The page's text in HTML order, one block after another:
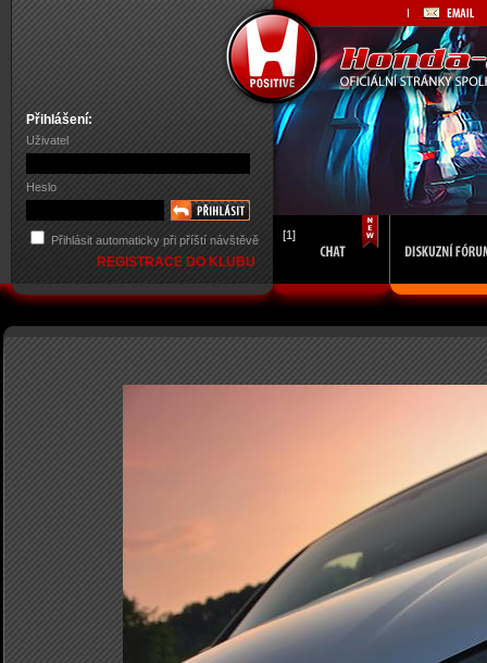
Přihlášení:
Uživatel
Heslo
Přihlásit automaticky při příští návštěvě
REGISTRACE DO KLUBU
[1]